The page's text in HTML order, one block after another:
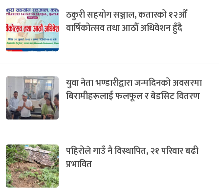
ठकुरी सहयोग सञ्जाल, कतारको १२औँ
वार्षिकोत्सव तथा आठौँ अधिवेशन हुँदै
युवा नेता भण्डारीद्वारा जन्मदिनको अवसरमा
बिरामीहरूलाई फलफूल र बेडसिट वितरण
पहिरोले गाउँ नै विस्थापित, २१ परिवार बढी
प्रभावित